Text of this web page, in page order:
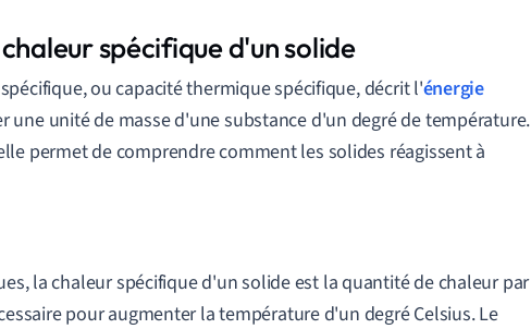
spécifique d'un solide
ou capacité thermique spécifique, décrit l'énergie
une unité de masse d'une substance d'un degré de température.
permet de comprendre comment les solides réagissent à
la chaleur spécifique d'un solide est la quantité de chaleur par
pour augmenter la température d'un degré Celsius. Le